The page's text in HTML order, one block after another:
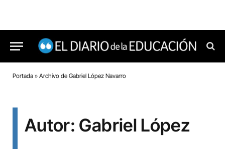
Portada » Archivo de Gabriel López Navarro
Autor: Gabriel López